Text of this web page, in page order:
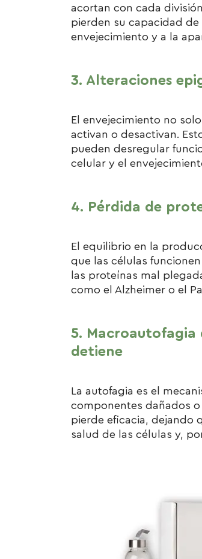
acortan con cada
pierden su capacidad
envejecimiento y a la
3. Alteraciones
El envejecimiento no
activan o desactivan.
pueden desregular
celular y el
4. Pérdida de
El equilibrio en la
que las células
las proteínas mal
como el Alzheimer o el
5. Macroautofagia
detiene
La autofagia es el
componentes dañados o
pierde eficacia, dejando
salud de las células y,